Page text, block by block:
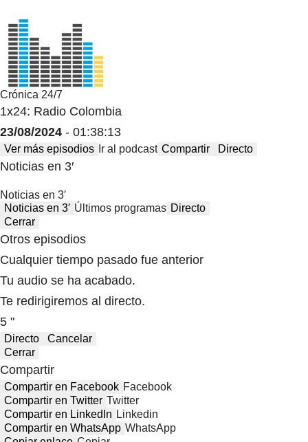
Crónica 24/7
1x24: Radio Colombia
23/08/2024 - 01:38:13
Ver más episodios Ir al podcast Compartir Directo
Noticias en 3′
Noticias en 3′
Noticias en 3′ Últimos programas Directo
Cerrar
Otros episodios
Cualquier tiempo pasado fue anterior
Tu audio se ha acabado.
Te redirigiremos al directo.
5 "
Directo
Cancelar
Cerrar
Compartir
Compartir en Facebook Facebook
Compartir en Twitter Twitter
Compartir en LinkedIn Linkedin
Compartir en WhatsApp WhatsApp